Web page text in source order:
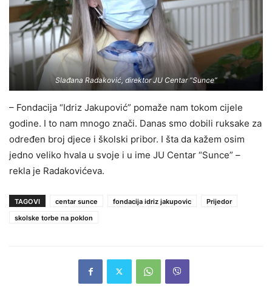
Slađana Radaković, direktor JU Centar “Sunce”
– Fondacija “Idriz Jakupović” pomaže nam tokom cijele
godine. I to nam mnogo znači. Danas smo dobili ruksake za
određen broj djece i školski pribor. I šta da kažem osim
jedno veliko hvala u svoje i u ime JU Centar “Sunce” –
rekla je Radakovićeva.
TAGOVI centar sunce fondacija idriz jakupovic
Prijedor
skolske torbe na poklon